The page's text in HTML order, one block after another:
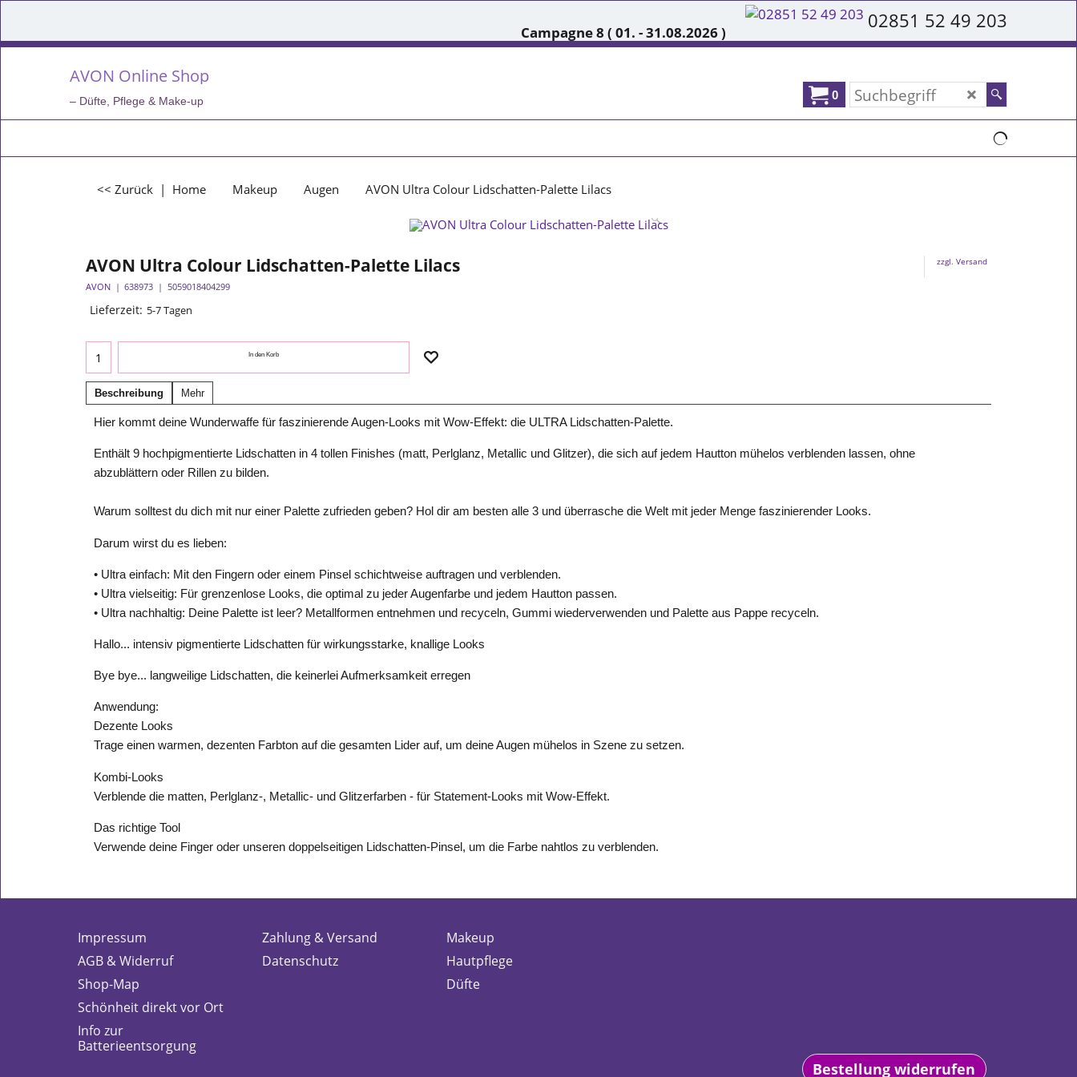
Campagne 8 ( 01. - 31.08.2026 ) 02851 52 49 203
AVON Online Shop
– Düfte, Pflege & Make-up 0
<< Zurück | Home Makeup Augen AVON Ultra Colour Lidschatten-Palette Lilacs
AVON Ultra Colour Lidschatten-Palette Lilacs
AVON 638973 5059018404299
zzgl. Versand
Lieferzeit: 5-7 Tagen
In den Korb
Beschreibung Mehr
Hier kommt deine Wunderwaffe für faszinierende Augen-Looks mit Wow-Effekt: die ULTRA Lidschatten-Palette.
Enthält 9 hochpigmentierte Lidschatten in 4 tollen Finishes (matt, Perlglanz, Metallic und Glitzer), die sich auf jedem Hautton mühelos verblenden lassen, ohne
abzublättern oder Rillen zu bilden.
Warum solltest du dich mit nur einer Palette zufrieden geben? Hol dir am besten alle 3 und überrasche die Welt mit jeder Menge faszinierender Looks.
Darum wirst du es lieben:
• Ultra einfach: Mit den Fingern oder einem Pinsel schichtweise auftragen und verblenden.
• Ultra vielseitig: Für grenzenlose Looks, die optimal zu jeder Augenfarbe und jedem Hautton passen.
• Ultra nachhaltig: Deine Palette ist leer? Metallformen entnehmen und recyceln, Gummi wiederverwenden und Palette aus Pappe recyceln.
Hallo... intensiv pigmentierte Lidschatten für wirkungsstarke, knallige Looks
Bye bye... langweilige Lidschatten, die keinerlei Aufmerksamkeit erregen
Anwendung:
Dezente Looks
Trage einen warmen, dezenten Farbton auf die gesamten Lider auf, um deine Augen mühelos in Szene zu setzen.
Kombi-Looks
Verblende die matten, Perlglanz-, Metallic- und Glitzerfarben - für Statement-Looks mit Wow-Effekt.
Das richtige Tool
Verwende deine Finger oder unseren doppelseitigen Lidschatten-Pinsel, um die Farbe nahtlos zu verblenden.
Impressum
AGB & Widerruf
Shop-Map
Schönheit direkt vor Ort
Info zur
Batterieentsorgung
Zahlung & Versand
Datenschutz
Makeup
Hautpflege
Düfte
Bestellung widerrufen